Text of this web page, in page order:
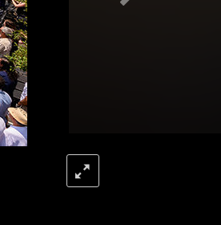
ール
ディション